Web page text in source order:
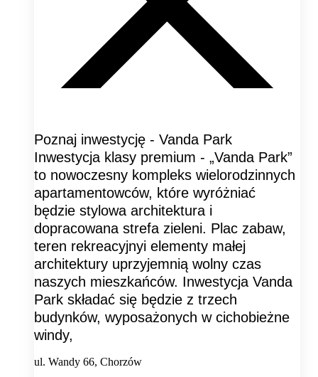
Poznaj inwestycję - Vanda Park
Inwestycja klasy premium - „Vanda Park”
to nowoczesny kompleks wielorodzinnych
apartamentowców, które wyróżniać
będzie stylowa architektura i
dopracowana strefa zieleni. Plac zabaw,
teren rekreacyjnyi elementy małej
architektury uprzyjemnią wolny czas
naszych mieszkańców. Inwestycja Vanda
Park składać się będzie z trzech
budynków, wyposażonych w cichobieżne
windy,
ul. Wandy 66, Chorzów